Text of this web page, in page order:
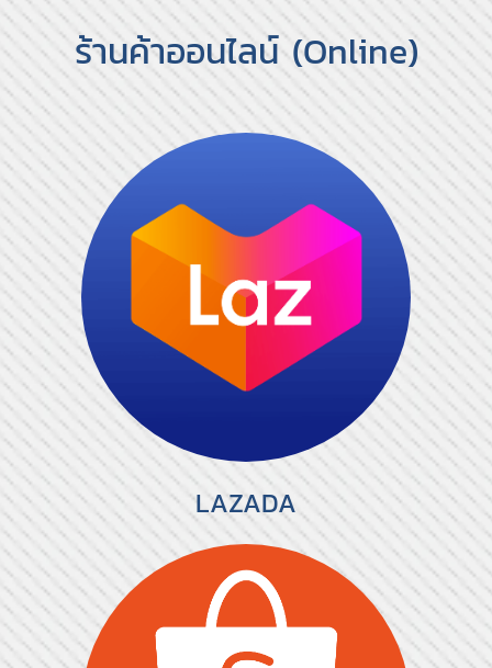
ร้านค้าออนไลน์ (Online)
LAZADA